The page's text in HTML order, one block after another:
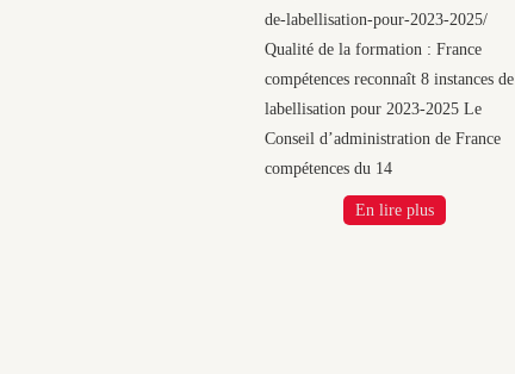
de-labellisation-pour-2023-2025/
Qualité de la formation : France
compétences reconnaît 8 instances de
labellisation pour 2023-2025 Le
Conseil d’administration de France
compétences du 14
En lire plus